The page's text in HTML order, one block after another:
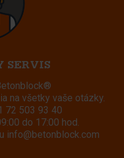
SERVIS
na všetky vaše otázky.
72 503 93 40
do 17:00 hod.
info@betonblock.com